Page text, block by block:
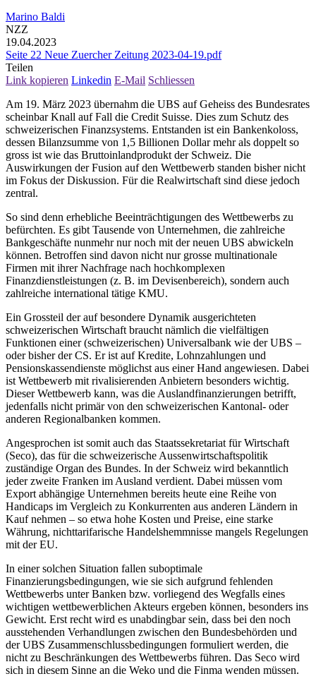
Marino Baldi
NZZ
19.04.2023
Seite 22 Neue Zuercher Zeitung 2023-04-19.pdf
Teilen
Link kopieren Linkedin E-Mail Schliessen
Am 19. März 2023 übernahm die UBS auf Geheiss des Bundesrates
scheinbar Knall auf Fall die Credit Suisse. Dies zum Schutz des
schweizerischen Finanzsystems. Entstanden ist ein Bankenkoloss,
dessen Bilanzsumme von 1,5 Billionen Dollar mehr als doppelt so
gross ist wie das Bruttoinlandprodukt der Schweiz. Die
Auswirkungen der Fusion auf den Wettbewerb standen bisher nicht
im Fokus der Diskussion. Für die Realwirtschaft sind diese jedoch
zentral.
So sind denn erhebliche Beeinträchtigungen des Wettbewerbs zu
befürchten. Es gibt Tausende von Unternehmen, die zahlreiche
Bankgeschäfte nunmehr nur noch mit der neuen UBS abwickeln
können. Betroffen sind davon nicht nur grosse multinationale
Firmen mit ihrer Nachfrage nach hochkomplexen
Finanzdienstleistungen (z. B. im Devisenbereich), sondern auch
zahlreiche international tätige KMU.
Ein Grossteil der auf besondere Dynamik ausgerichteten
schweizerischen Wirtschaft braucht nämlich die vielfältigen
Funktionen einer (schweizerischen) Universalbank wie der UBS –
oder bisher der CS. Er ist auf Kredite, Lohnzahlungen und
Pensionskassendienste möglichst aus einer Hand angewiesen. Dabei
ist Wettbewerb mit rivalisierenden Anbietern besonders wichtig.
Dieser Wettbewerb kann, was die Auslandfinanzierungen betrifft,
jedenfalls nicht primär von den schweizerischen Kantonal- oder
anderen Regionalbanken kommen.
Angesprochen ist somit auch das Staatssekretariat für Wirtschaft
(Seco), das für die schweizerische Aussenwirtschaftspolitik
zuständige Organ des Bundes. In der Schweiz wird bekanntlich
jeder zweite Franken im Ausland verdient. Dabei müssen vom
Export abhängige Unternehmen bereits heute eine Reihe von
Handicaps im Vergleich zu Konkurrenten aus anderen Ländern in
Kauf nehmen – so etwa hohe Kosten und Preise, eine starke
Währung, nichttarifarische Handelshemmnisse mangels Regelungen
mit der EU.
In einer solchen Situation fallen suboptimale
Finanzierungsbedingungen, wie sie sich aufgrund fehlenden
Wettbewerbs unter Banken bzw. vorliegend des Wegfalls eines
wichtigen wettbewerblichen Akteurs ergeben können, besonders ins
Gewicht. Erst recht wird es unabdingbar sein, dass bei den noch
ausstehenden Verhandlungen zwischen den Bundesbehörden und
der UBS Zusammenschlussbedingungen formuliert werden, die
nicht zu Beschränkungen des Wettbewerbs führen. Das Seco wird
sich in diesem Sinne an die Weko und die Finma wenden müssen.